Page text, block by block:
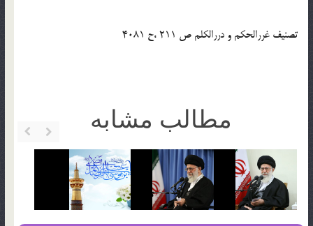
تصنیف غررالحکم و دررالکلم ص 211 ،ح 4081
مطالب مشابه